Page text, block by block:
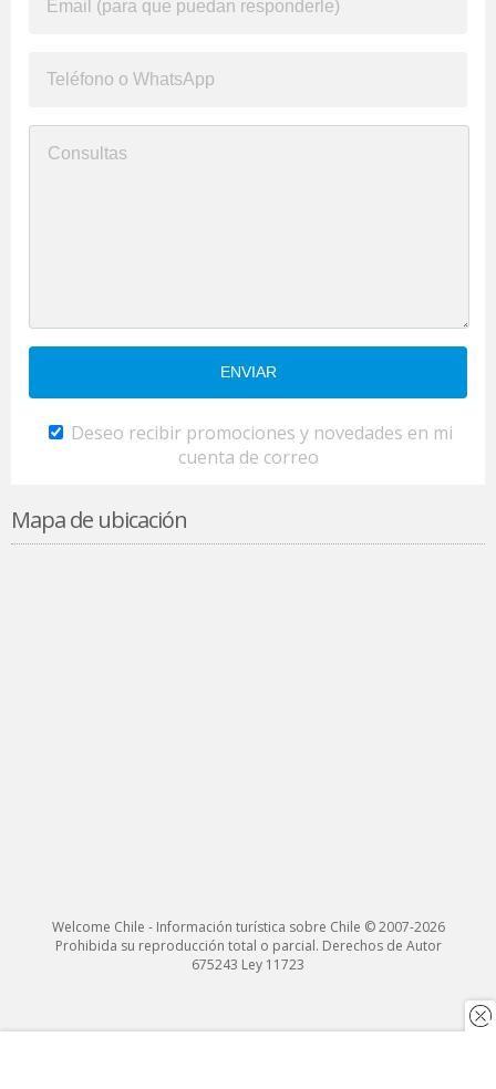
Deseo recibir promociones y novedades en mi
cuenta de correo
Mapa de ubicación
Welcome Chile - Información turística sobre Chile © 2007-2026
Prohibida su reproducción total o parcial. Derechos de Autor
675243 Ley 11723